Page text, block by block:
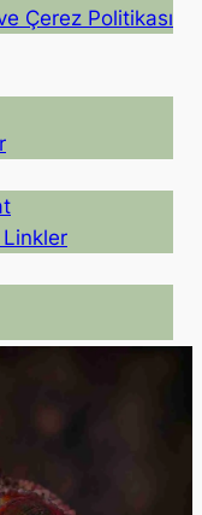
Çerez Politikası
Linkler